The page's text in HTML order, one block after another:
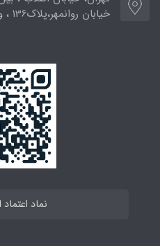
خیابان روانمهر،پلاک136 ، واحد1
نماد